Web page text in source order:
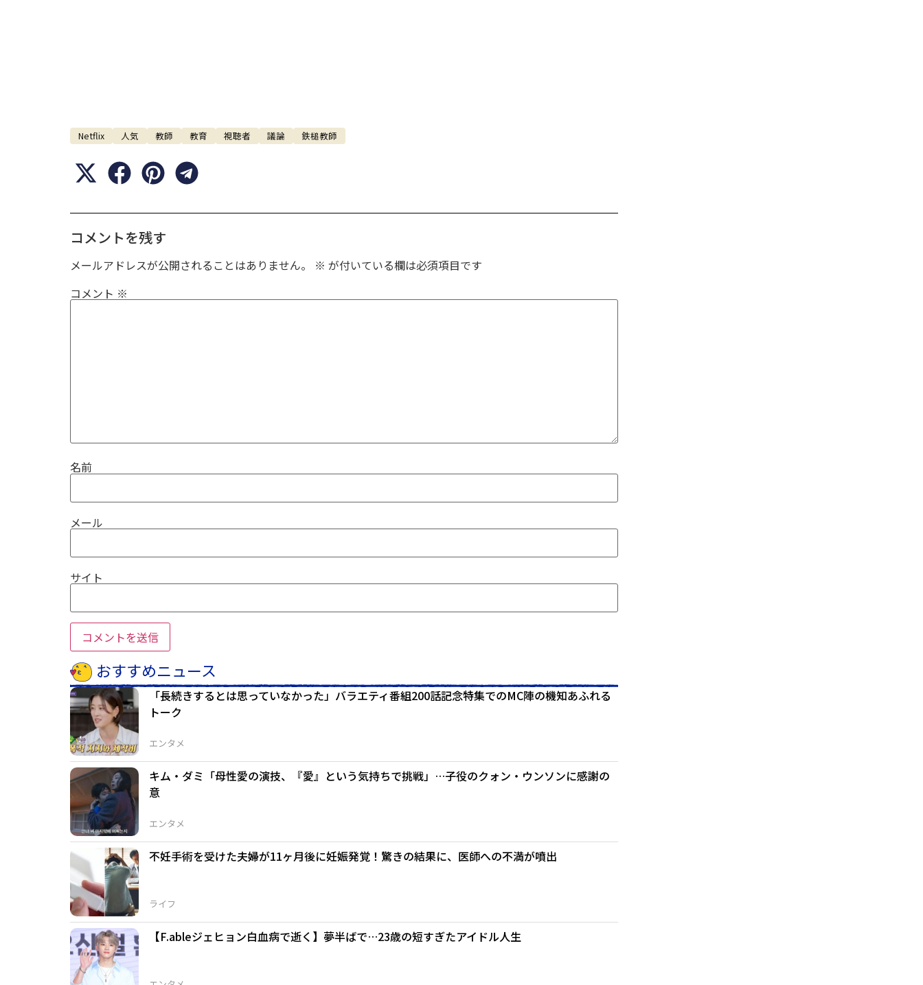
Netflix 人気 教師 教育 視聴者 議論 鉄槌教師
コメントを残す
メールアドレスが公開されることはありません。 ※ が付いている欄は必須項目です
コメント ※
名前
メール
サイト
おすすめニュース
エンタメ
「長続きするとは思っていなかった」バラエティ番組200話記念特集でのMC陣の機知あふれる
トーク
エンタメ
キム・ダミ「母性愛の演技、『愛』という気持ちで挑戦」…子役のクォン・ウンソンに感謝の
意
ライフ
不妊手術を受けた夫婦が11ヶ月後に妊娠発覚！驚きの結果に、医師への不満が噴出
【F.ableジェヒョン白血病で逝く】夢半ばで…23歳の短すぎたアイドル人生